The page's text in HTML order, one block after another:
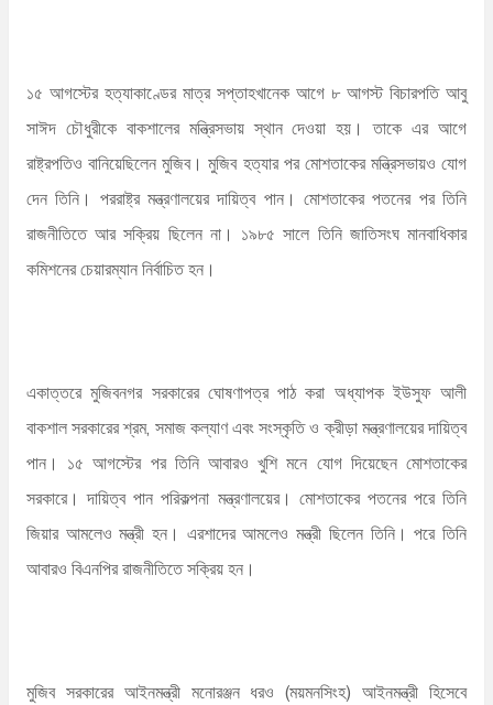
১৫ আগস্টের হত্যাকাণ্ডের মাত্র সপ্তাহখানেক আগে ৮ আগস্ট বিচারপতি আবু
সাঈদ চৌধুরীকে বাকশালের মন্ত্রিসভায় স্থান দেওয়া হয়। তাকে এর আগে
রাষ্ট্রপতিও বানিয়েছিলেন মুজিব। মুজিব হত্যার পর মোশতাকের মন্ত্রিসভায়ও যোগ
দেন তিনি। পররাষ্ট্র মন্ত্রণালয়ের দায়িত্ব পান। মোশতাকের পতনের পর তিনি
রাজনীতিতে আর সক্রিয় ছিলেন না। ১৯৮৫ সালে তিনি জাতিসংঘ মানবাধিকার
কমিশনের চেয়ারম্যান নির্বাচিত হন।
একাত্তরে মুজিবনগর সরকারের ঘোষণাপত্র পাঠ করা অধ্যাপক ইউসুফ আলী
বাকশাল সরকারের শ্রম, সমাজ কল্যাণ এবং সংস্কৃতি ও ক্রীড়া মন্ত্রণালয়ের দায়িত্ব
পান। ১৫ আগস্টের পর তিনি আবারও খুশি মনে যোগ দিয়েছেন মোশতাকের
সরকারে। দায়িত্ব পান পরিকল্পনা মন্ত্রণালয়ের। মোশতাকের পতনের পরে তিনি
জিয়ার আমলেও মন্ত্রী হন। এরশাদের আমলেও মন্ত্রী ছিলেন তিনি। পরে তিনি
আবারও বিএনপির রাজনীতিতে সক্রিয় হন।
মুজিব সরকারের আইনমন্ত্রী মনোরঞ্জন ধরও (ময়মনসিংহ) আইনমন্ত্রী হিসেবে